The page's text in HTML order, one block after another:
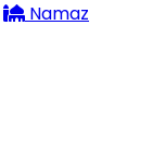
Namaz